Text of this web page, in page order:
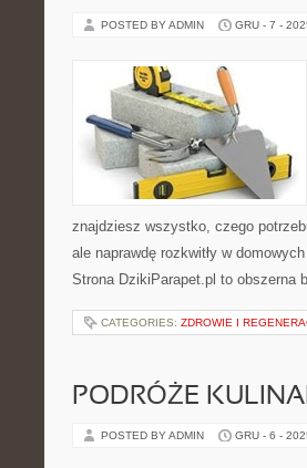
POSTED BY ADMIN GRU - 7 -
znajdziesz wszystko, czego
ale naprawdę rozkwitły w
Strona DzikiParapet.pl to obszerna
CATEGORIES: ZDROWIE I
PODRÓŻE
POSTED BY ADMIN GRU - 6 -